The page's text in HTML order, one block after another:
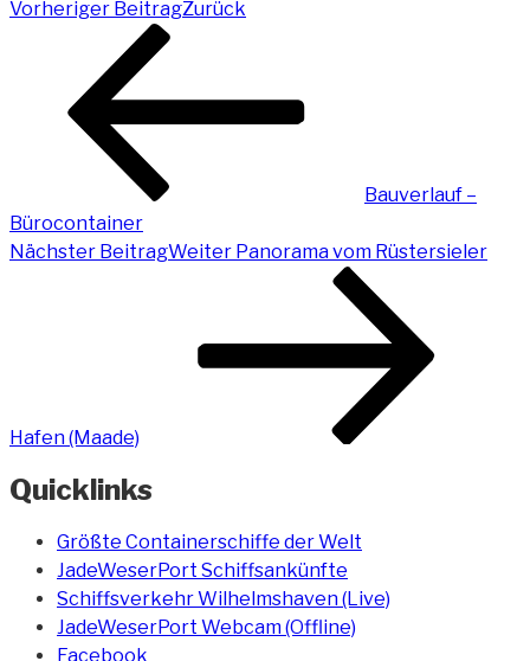
Vorheriger BeitragZurück
Bauverlauf –
Bürocontainer
Nächster BeitragWeiter Panorama vom Rüstersieler
Hafen (Maade)
Quicklinks
Größte Containerschiffe der Welt
JadeWeserPort Schiffsankünfte
Schiffsverkehr Wilhelmshaven (Live)
JadeWeserPort Webcam (Offline)
Facebook